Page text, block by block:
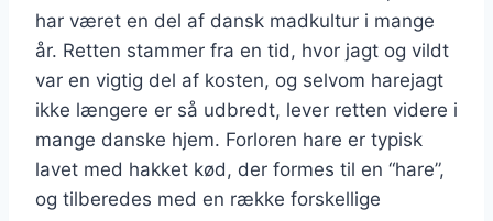
har været en del af dansk madkultur i mange
år. Retten stammer fra en tid, hvor jagt og vildt
var en vigtig del af kosten, og selvom harejagt
ikke længere er så udbredt, lever retten videre i
mange danske hjem. Forloren hare er typisk
lavet med hakket kød, der formes til en “hare”,
og tilberedes med en række forskellige